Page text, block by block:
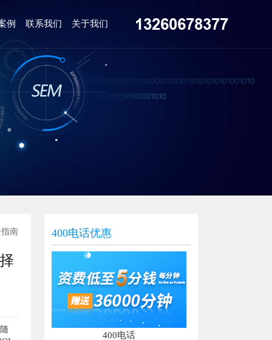
例 联系我们 关于我们 13260678377
南 400电话优惠
400电话